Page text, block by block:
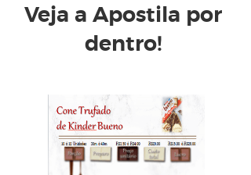
Veja a Apostila por
dentro!